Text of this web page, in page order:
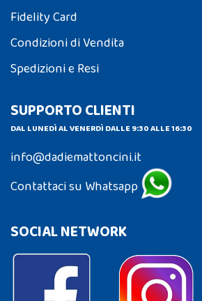
Fidelity Card
Condizioni di Vendita
Spedizioni e Resi
SUPPORTO CLIENTI
DAL LUNEDÌ AL VENERDÌ DALLE 9:30 ALLE 16:30
info@dadiemattoncini.it
Contattaci su Whatsapp
SOCIAL NETWORK